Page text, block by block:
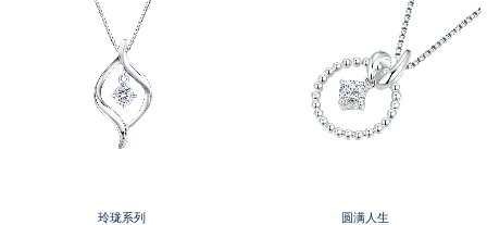
玲珑系列
圆满人生